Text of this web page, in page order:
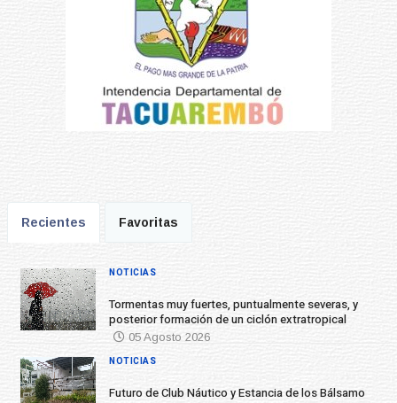
Recientes Favoritas
Tormentas muy fuertes, puntualmente severas, y
posterior formación de un ciclón extratropical
05 Agosto 2026
NOTICIAS
Futuro de Club Náutico y Estancia de los Bálsamo
NOTICIAS